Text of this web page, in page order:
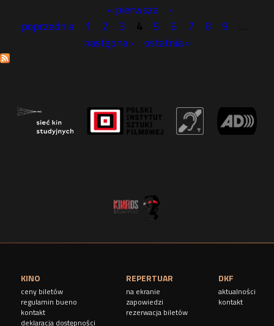
t
« pierwsza
‹
poprzednia
1 2 3 4 5 6 7 8 9
…
następna ›
ostatnia »
KINO
ceny biletów
regulamin bueno
kontakt
deklaracja dostępności
REPERTUAR
na ekranie
zapowiedzi
rezerwacja biletów
DKF
aktualności
kontakt